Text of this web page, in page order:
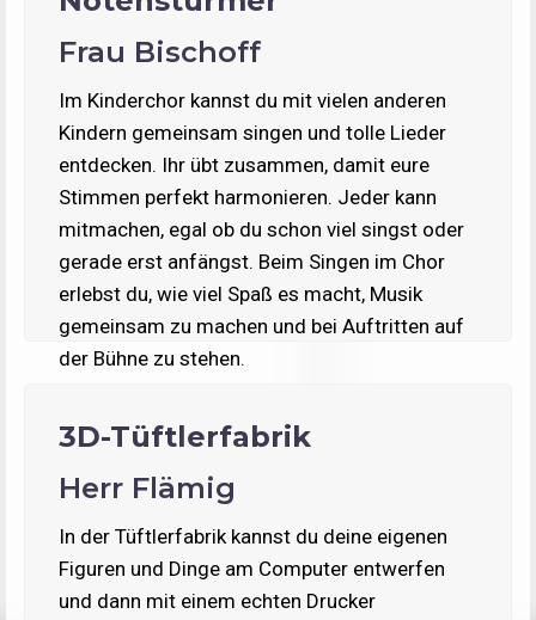
Frau Bischoff
Im Kinderchor kannst du mit vielen anderen
Kindern gemeinsam singen und tolle Lieder
entdecken. Ihr übt zusammen, damit eure
Stimmen perfekt harmonieren. Jeder kann
mitmachen, egal ob du schon viel singst oder
gerade erst anfängst. Beim Singen im Chor
erlebst du, wie viel Spaß es macht, Musik
gemeinsam zu machen und bei Auftritten auf
der Bühne zu stehen.
3D-Tüftlerfabrik
Herr Flämig
In der Tüftlerfabrik kannst du deine eigenen
Figuren und Dinge am Computer entwerfen
und dann mit einem echten Drucker